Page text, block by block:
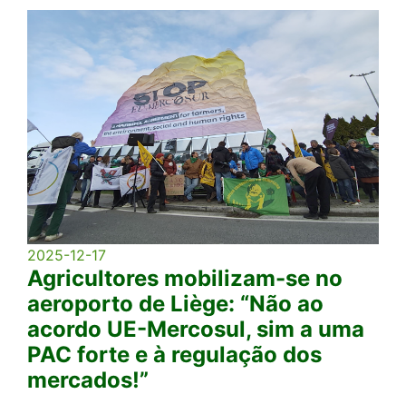
2025-12-17
Agricultores mobilizam-se no
aeroporto de Liège: “Não ao
acordo UE-Mercosul, sim a uma
PAC forte e à regulação dos
mercados!”